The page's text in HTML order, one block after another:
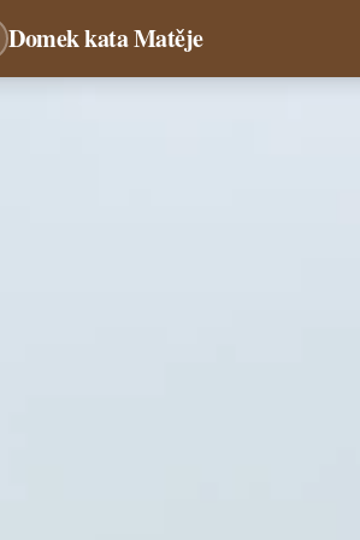
Domek kata Matěje